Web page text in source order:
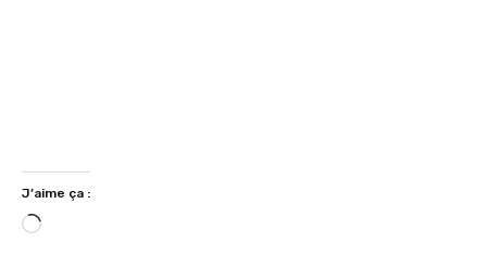
J’aime ça :
C